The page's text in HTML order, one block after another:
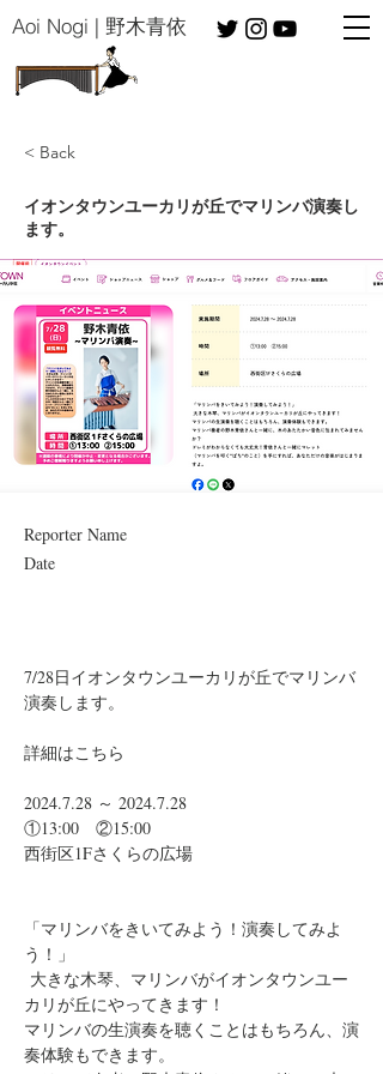
​Aoi Nogi | 野木青依
< Back
イオンタウンユーカリが丘でマリンバ演奏し
ます。
Reporter Name
Date
7/28日イオンタウンユーカリが丘でマリンバ
演奏します。
詳細はこちら
2024.7.28 ～ 2024.7.28
①13:00　②15:00
西街区1Fさくらの広場
「マリンバをきいてみよう！演奏してみよ
う！」
大きな木琴、マリンバがイオンタウンユー
カリが丘にやってきます！
マリンバの生演奏を聴くことはもちろん、演
奏体験もできます。